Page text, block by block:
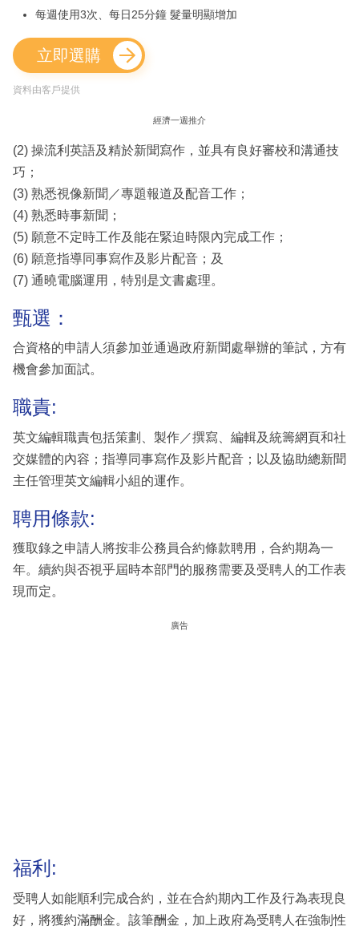
每週使用3次、每日25分鐘 髮量明顯增加
立即選購
資料由客戶提供
經濟一週推介
(2) 操流利英語及精於新聞寫作，並具有良好審校和溝通技
巧；
(3) 熟悉視像新聞／專題報道及配音工作；
(4) 熟悉時事新聞；
(5) 願意不定時工作及能在緊迫時限內完成工作；
(6) 願意指導同事寫作及影片配音；及
(7) 通曉電腦運用，特別是文書處理。
甄選：
合資格的申請人須參加並通過政府新聞處舉辦的筆試，方有
機會參加面試。
職責:
英文編輯職責包括策劃、製作／撰寫、編輯及統籌網頁和社
交媒體的內容；指導同事寫作及影片配音；以及協助總新聞
主任管理英文編輯小組的運作。
聘用條款:
獲取錄之申請人將按非公務員合約條款聘用，合約期為一
年。續約與否視乎屆時本部門的服務需要及受聘人的工作表
現而定。
廣告
福利:
受聘人如能順利完成合約，並在合約期內工作及行為表現良
好，將獲約滿酬金。該筆酬金，加上政府為受聘人在強制性